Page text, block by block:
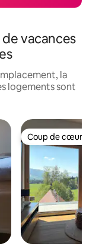
vacances
la
logements sont
aimésCoup de cœur
Coup de cœur